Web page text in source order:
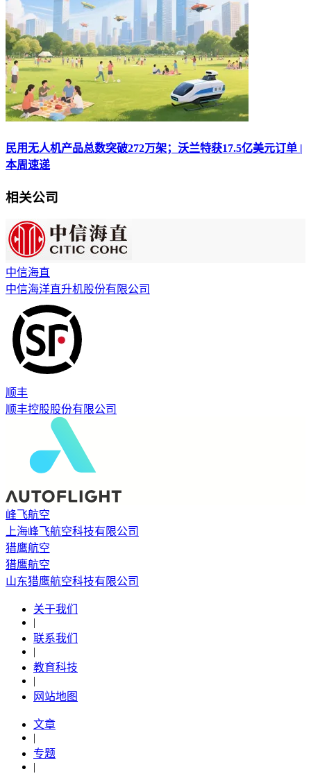
民用无人机产品总数突破272万架；沃兰特获17.5亿美元订单 |
本周速递
相关公司
中信海直
中信海洋直升机股份有限公司
顺丰
顺丰控股股份有限公司
峰飞航空
上海峰飞航空科技有限公司
猎鹰航空
猎鹰航空
山东猎鹰航空科技有限公司
关于我们
|
联系我们
|
教育科技
|
网站地图
文章
|
专题
|